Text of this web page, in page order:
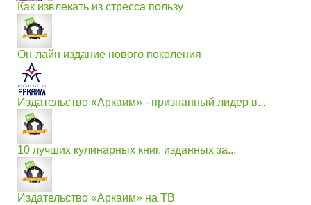
Как извлекать из стресса пользу
Он-лайн издание нового поколения
Издательство «Аркаим» - признанный лидер в...
10 лучших кулинарных книг, изданных за...
Издательство «Аркаим» на ТВ